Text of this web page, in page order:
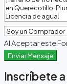
Al Aceptar este
Enviar Mensaje
Inscríbete